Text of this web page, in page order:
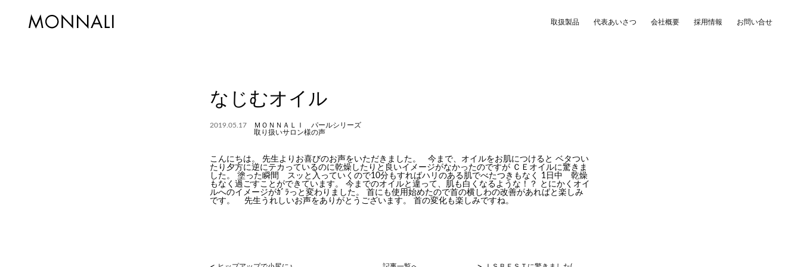
取扱製品 代表あいさつ 会社概要 採用情報 お問い合せ
なじむオイル
2019.05.17
ＭＯＮＮＡＬＩ パールシリーズ
取り扱いサロン様の声
こんにちは。 先生よりお喜びのお声をいただきました。 今まで、オイルをお肌につけると ベタつい
たり夕方に逆にテカっているのに乾燥したりと良いイメージがなかったのですが ＣＥオイルに驚きま
した。 塗った瞬間 スッと入っていくので10分もすればハリのある肌でべたつきもなく 1日中 乾燥
もなく過ごすことができています。 今までのオイルと違って、肌も白くなるような！？ とにかくオイ
ルへのイメージがｶﾞﾗっと変わりました。 首にも使用始めたので首の横しわの改善があればと楽しみ
です。
先生うれしいお声をありがとうございます。 首の変化も楽しみですね。